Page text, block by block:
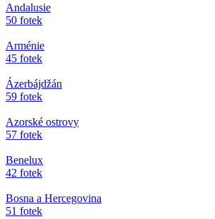
Andalusie
50 fotek
Arménie
45 fotek
Ázerbájdžán
59 fotek
Azorské ostrovy
57 fotek
Benelux
42 fotek
Bosna a Hercegovina
51 fotek